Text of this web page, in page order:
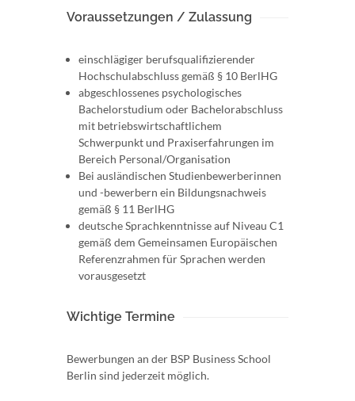
Voraussetzungen / Zulassung
einschlägiger berufsqualifizierender
Hochschulabschluss gemäß § 10 BerlHG
abgeschlossenes psychologisches
Bachelorstudium oder Bachelorabschluss
mit betriebswirtschaftlichem
Schwerpunkt und Praxiserfahrungen im
Bereich Personal/Organisation
Bei ausländischen Studienbewerberinnen
und -bewerbern ein Bildungsnachweis
gemäß § 11 BerlHG
deutsche Sprachkenntnisse auf Niveau C1
gemäß dem Gemeinsamen Europäischen
Referenzrahmen für Sprachen werden
vorausgesetzt
Wichtige Termine
Bewerbungen an der BSP Business School
Berlin sind jederzeit möglich.